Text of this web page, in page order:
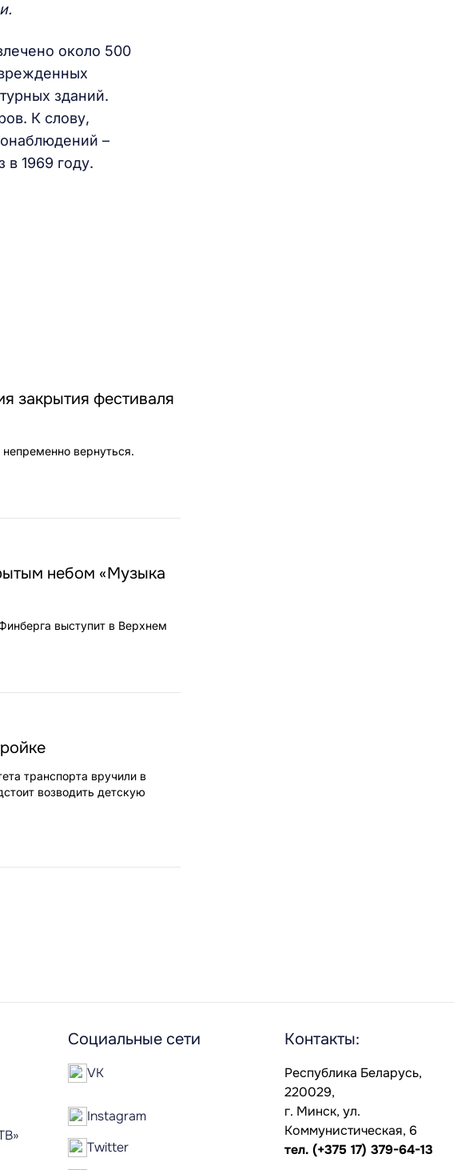
около 500
зданий.
К слову,
–
в 1969 году.
закрытия фестиваля
вернуться.
небом «Музыка
выступит в Верхнем
транспорта вручили в
возводить детскую
Социальные сети
VK
Instagram
Twitter
Контакты:
Республика Беларусь,
220029,
г. Минск, ул.
Коммунистическая, 6
тел. (+375 17) 379-64-13